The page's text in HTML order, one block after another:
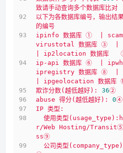
致请手动查询多个数据库比对
以下为各数据库编号，输出结
的编号
ipinfo 数据库 ①
virustotal
数据库 ③
ip2location 数据库
ip-api
数据库 ⑥
ipregistry 数据库 ⑧
ipgeolocation 数据库
欺诈分数(越低越好):
36②
abuse 得分(越低越好): 0④
IP 类型:
使用类型
r/Web Hosting/Transit⑤
ss⑨
公司类型